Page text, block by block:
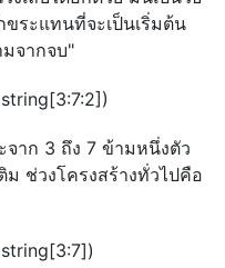
ขระแทนที่จะเป็นเริ่มต้น
จากจบ"
าก 3 ถึง 7 ข้ามหนึ่งตัว
ช่วงโครงสร้างทั่วไปคือ